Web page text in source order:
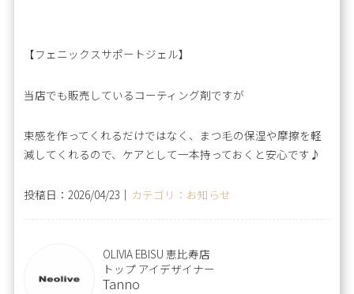
【フェニックスサポートジェル】
当店でも販売しているコーティング剤ですが
束感を作ってくれるだけではなく、まつ毛の保湿や摩擦を軽
減してくれるので、ケアとして一本持っておくと安心です♪
投稿日：2026/04/23｜ カテゴリ：お知らせ
OLIVIA EBISU 恵比寿店
トップ アイデザイナー
Tanno